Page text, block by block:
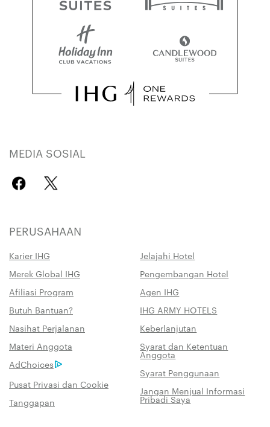
MEDIA SOSIAL
PERUSAHAAN
Karier IHG
Jelajahi Hotel
Merek Global IHG
Pengembangan Hotel
Afiliasi Program
Agen IHG
Butuh Bantuan?
IHG ARMY HOTELS
Nasihat Perjalanan
Keberlanjutan
Materi Anggota
Syarat dan Ketentuan
Anggota
AdChoices
Syarat Penggunaan
Pusat Privasi dan Cookie
Jangan Menjual Informasi
Pribadi Saya
Tanggapan